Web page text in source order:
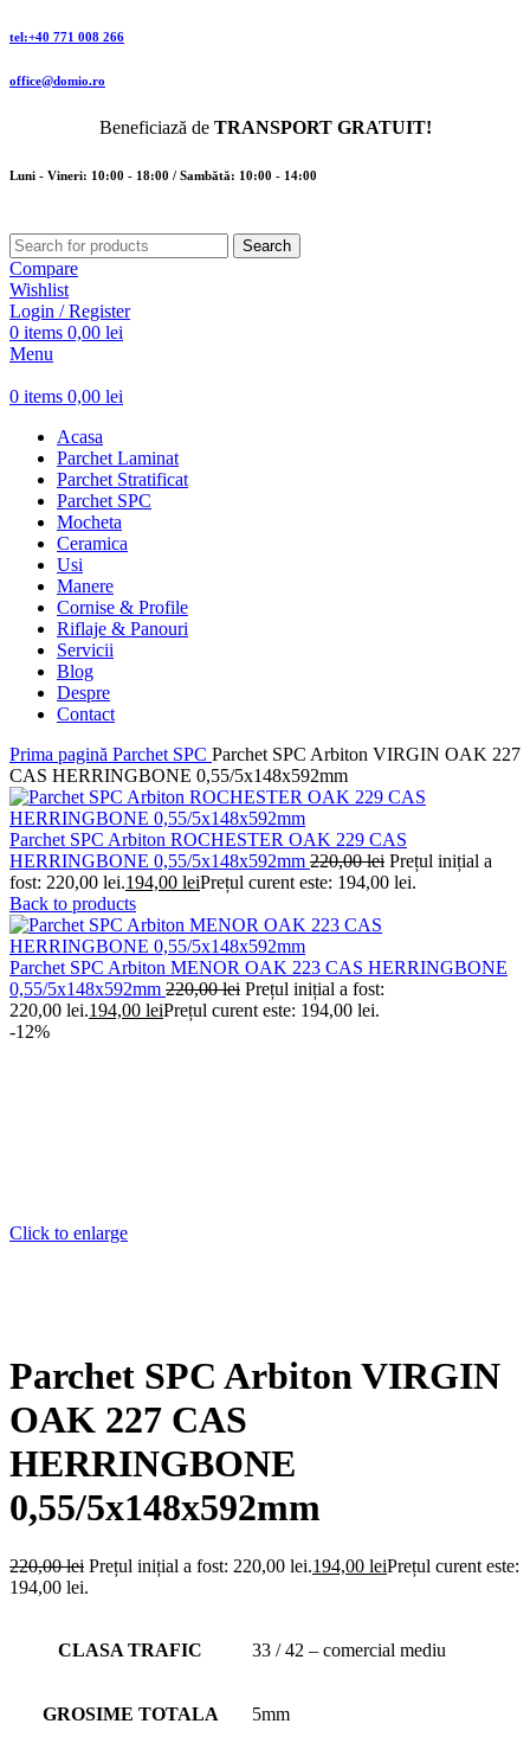
tel:+40 771 008 266
office@domio.ro
Beneficiază de TRANSPORT GRATUIT!
Luni - Vineri: 10:00 - 18:00 / Sambătă: 10:00 - 14:00
Search
Compare
Wishlist
Login / Register
0 items 0,00 lei
Menu
0 items 0,00 lei
Acasa
Parchet Laminat
Parchet Stratificat
Parchet SPC
Mocheta
Ceramica
Usi
Manere
Cornise & Profile
Riflaje & Panouri
Servicii
Blog
Despre
Contact
Prima pagină Parchet SPC Parchet SPC Arbiton VIRGIN OAK 227
CAS HERRINGBONE 0,55/5x148x592mm
Parchet SPC Arbiton ROCHESTER OAK 229 CAS
HERRINGBONE 0,55/5x148x592mm 220,00lei Prețul inițial a
fost: 220,00 lei.194,00 leiPrețul curent este: 194,00 lei.
Back to products
Parchet SPC Arbiton MENOR OAK 223 CAS HERRINGBONE
0,55/5x148x592mm 220,00lei Prețul inițial a fost:
220,00 lei.194,00 leiPrețul curent este: 194,00 lei.
-12%
Click to enlarge
Parchet SPC Arbiton VIRGIN
OAK 227 CAS
HERRINGBONE
0,55/5x148x592mm
220,00lei Prețul inițial a fost: 220,00 lei.194,00 leiPrețul curent este:
194,00 lei.
CLASA TRAFIC 33 / 42 – comercial mediu
GROSIME TOTALA 5mm